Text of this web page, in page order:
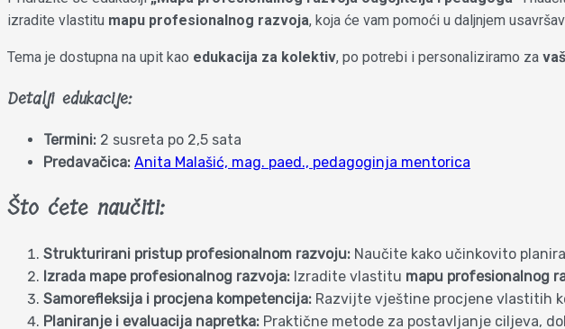
izradite vlastitu mapu profesionalnog razvoja, koja će vam pomoći u daljnjem
Tema je dostupna na upit kao edukacija za kolektiv, po potrebi i personaliziramo za
Detalji edukacije:
Termini: 2 susreta po 2,5 sata
Predavačica: Anita Malašić, mag. paed., pedagoginja mentorica
Što ćete naučiti:
Strukturirani pristup profesionalnom razvoju: Naučite kako učinkovito
Izrada mape profesionalnog razvoja: Izradite vlastitu mapu profesionalnog
Samorefleksija i procjena kompetencija: Razvijte vještine procjene vlastitih
Planiranje i evaluacija napretka: Praktične metode za postavljanje ciljeva,